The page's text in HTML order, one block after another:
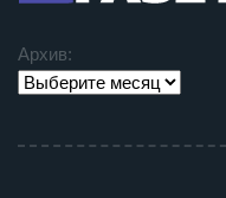
Архив: